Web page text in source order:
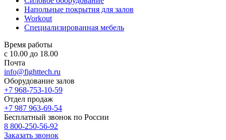
Напольные покрытия для залов
Workout
Специализированная мебель
Время работы
с 10.00 до 18.00
Почта
info@fighttech.ru
Оборудование залов
+7 968-753-10-59
Отдел продаж
+7 987 963-69-54
Бесплатный звонок по России
8 800-250-56-92
Заказать звонок